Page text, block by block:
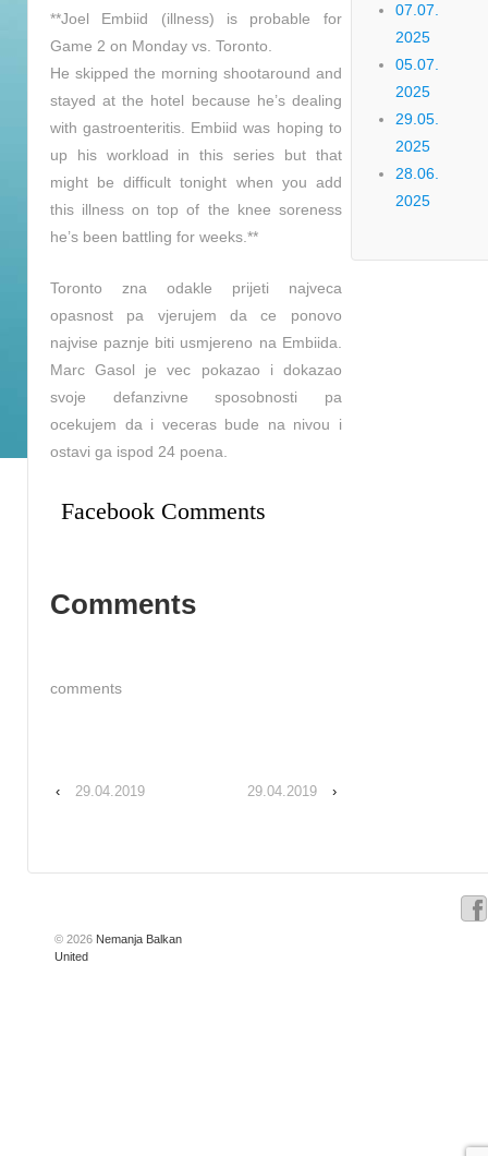
**Joel Embiid (illness) is probable for
Game 2 on Monday vs. Toronto.
He skipped the morning shootaround and
stayed at the hotel because he’s dealing
with gastroenteritis. Embiid was hoping to
up his workload in this series but that
might be difficult tonight when you add
this illness on top of the knee soreness
he’s been battling for weeks.**
Toronto zna odakle prijeti najveca
opasnost pa vjerujem da ce ponovo
najvise paznje biti usmjereno na Embiida.
Marc Gasol je vec pokazao i dokazao
svoje defanzivne sposobnosti pa
ocekujem da i veceras bude na nivou i
ostavi ga ispod 24 poena.
Facebook Comments
Comments
comments
‹ 29.04.2019 29.04.2019 ›
07.07.
2025
05.07.
2025
29.05.
2025
28.06.
2025
© 2026 Nemanja Balkan
United